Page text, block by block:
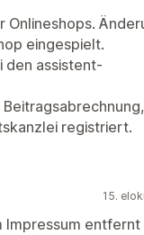
eingespielt.
den assistent-
registriert.
15.
Impressum entfernt